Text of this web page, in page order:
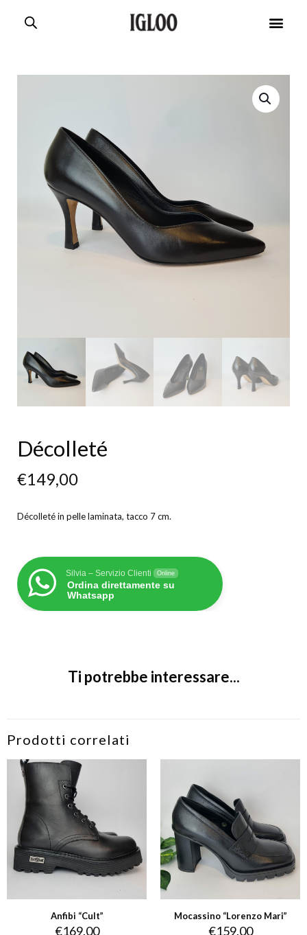
Décolleté
€149,00
Décolleté in pelle laminata, tacco 7 cm.
Silvia – Servizio Clienti Online
Ordina direttamente su
Whatsapp
Ti potrebbe interessare...
Prodotti correlati
Anfibi “Cult”
€169,00
Mocassino “Lorenzo Mari”
€159,00